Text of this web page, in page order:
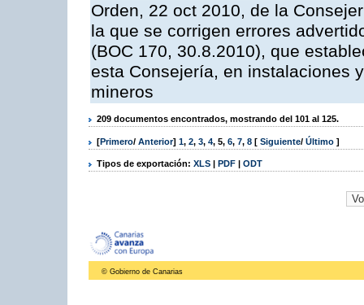
Orden, 22 oct 2010, de la
la que se corrigen errores
(BOC 170, 30.8.2010), que
esta Consejería, en instalaciones
mineros
209 documentos encontrados, mostrando del 101 al 125.
[Primero/ Anterior] 1, 2, 3, 4, 5, 6, 7, 8 [ Siguiente/ Último ]
Tipos de exportación: XLS | PDF | ODT
© Gobierno de Canarias